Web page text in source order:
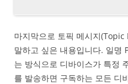
마지막으로 토픽 메시지
말하고 싶은 내용입니다. 일
는 방식으로 디바이스가 특정
를 발송하면 구독하는 모든 디